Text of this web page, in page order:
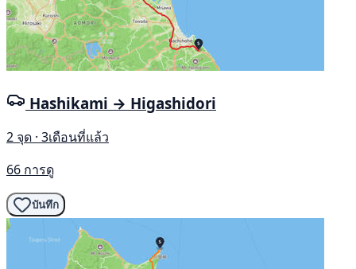
Hashikami → Higashidori
2 จุด · 3เดือนที่แล้ว
66 การดู
บันทึก